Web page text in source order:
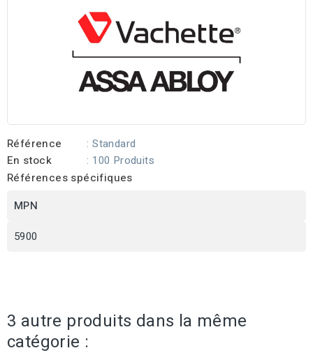
Référence
: Standard
En stock
: 100 Produits
Références spécifiques
MPN
5900
3 autre produits dans la même
catégorie :